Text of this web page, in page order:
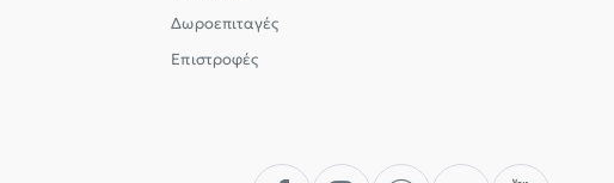
Δωροεπιταγές
Επιστροφές